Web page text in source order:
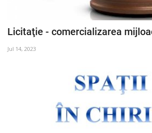
Licitaţie - comercializarea
Jul 14, 2023